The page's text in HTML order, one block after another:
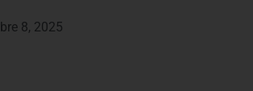
8, 2025